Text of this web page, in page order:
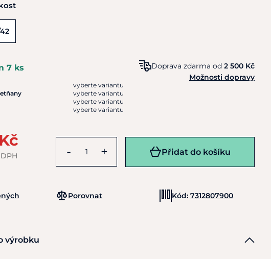
7 ks
vyberte variantu
vyberte variantu
vyberte variantu
vyberte variantu
Doprava zdarma od 2 500 Kč
Možnosti dopravy
- + Přidat do košíku
Porovnat Kód: 7312807900
výrobku